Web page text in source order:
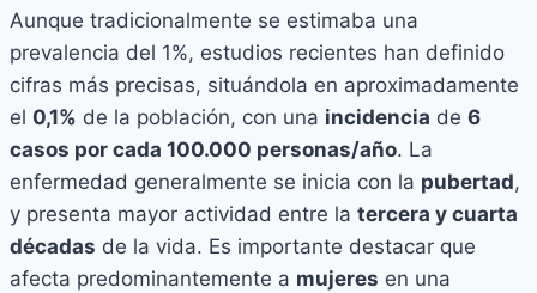
Aunque tradicionalmente se estimaba una
prevalencia del 1%, estudios recientes han definido
cifras más precisas, situándola en aproximadamente
el 0,1% de la población, con una incidencia de 6
casos por cada 100.000 personas/año. La
enfermedad generalmente se inicia con la pubertad,
y presenta mayor actividad entre la tercera y cuarta
décadas de la vida. Es importante destacar que
afecta predominantemente a mujeres en una